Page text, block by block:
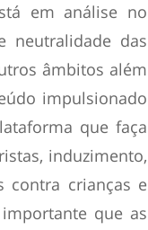
em análise no
neutralidade das
âmbitos além
impulsionado
que faça
induzimento,
contra crianças e
que as